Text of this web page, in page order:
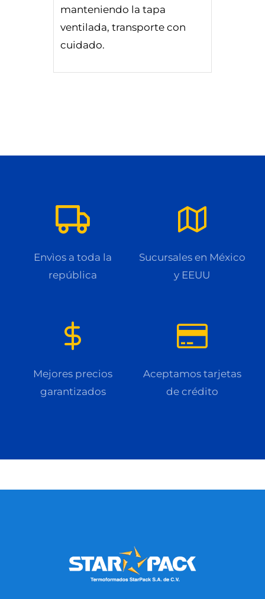
manteniendo la tapa
ventilada, transporte con
cuidado.
Envìos a toda la
república
Sucursales en México
y EEUU
Mejores precios
garantizados
Aceptamos tarjetas
de crédito